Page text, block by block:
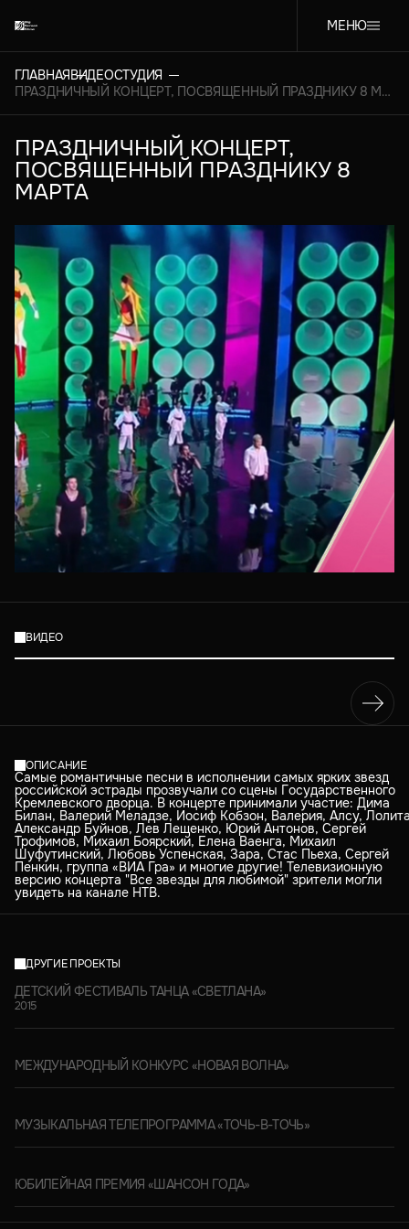
МЕНЮ
ГЛАВНАЯВИДЕОСТУДИЯ
ПРАЗДНИЧНЫЙ КОНЦЕРТ, ПОСВЯЩЕННЫЙ ПРАЗДНИКУ 8 МАРТА
ПРАЗДНИЧНЫЙ КОНЦЕРТ,
ПОСВЯЩЕННЫЙ ПРАЗДНИКУ 8
МАРТА
ВИДЕО
ОПИСАНИЕ
Самые романтичные песни в исполнении самых ярких звезд
российской эстрады прозвучали со сцены Государственного
Кремлевского дворца. В концерте принимали участие: Дима
Билан, Валерий Меладзе, Иосиф Кобзон, Валерия, Алсу,
Александр Буйнов, Лев Лещенко, Юрий Антонов, Сергей
Трофимов, Михаил Боярский, Елена Ваенга, Михаил
Шуфутинский, Любовь Успенская, Зара, Стас Пьеха, Сергей
Пенкин, группа «ВИА Гра» и многие другие! Телевизионную
версию концерта "Все звезды для любимой" зрители могли
увидеть на канале НТВ.
ДРУГИЕ ПРОЕКТЫ
ДЕТСКИЙ ФЕСТИВАЛЬ ТАНЦА «СВЕТЛАНА»
2015
МЕЖДУНАРОДНЫЙ КОНКУРС «НОВАЯ ВОЛНА»
МУЗЫКАЛЬНАЯ ТЕЛЕПРОГРАММА «ТОЧЬ-В-ТОЧЬ»
ЮБИЛЕЙНАЯ ПРЕМИЯ «ШАНСОН ГОДА»